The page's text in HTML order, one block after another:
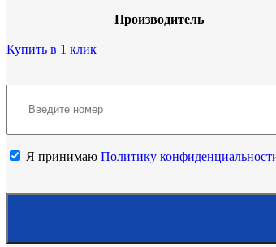
Производитель
Купить в 1 клик
Я принимаю Политику